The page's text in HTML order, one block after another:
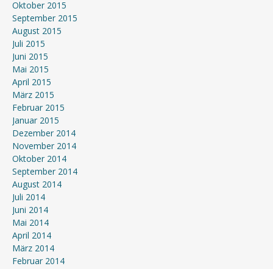
Oktober 2015
September 2015
August 2015
Juli 2015
Juni 2015
Mai 2015
April 2015
März 2015
Februar 2015
Januar 2015
Dezember 2014
November 2014
Oktober 2014
September 2014
August 2014
Juli 2014
Juni 2014
Mai 2014
April 2014
März 2014
Februar 2014